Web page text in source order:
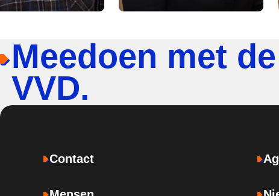
Meedoen met de
VVD.
Contact